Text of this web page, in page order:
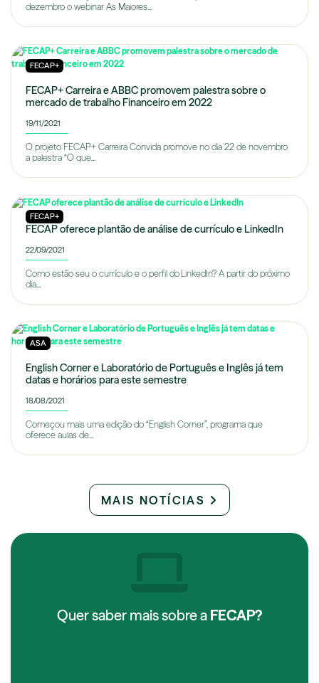
dezembro o webinar As Maiores...
FECAP+
FECAP+ Carreira e ABBC promovem palestra sobre o
mercado de trabalho Financeiro em 2022
19/11/2021
O projeto FECAP+ Carreira Convida promove no dia 22 de novembro
a palestra “O que...
FECAP+
FECAP oferece plantão de análise de currículo e LinkedIn
22/09/2021
Como estão seu o currículo e o perfil do LinkedIn? A partir do próximo
dia...
ASA
English Corner e Laboratório de Português e Inglês já tem
datas e horários para este semestre
18/08/2021
Começou mais uma edição do “English Corner”, programa que
oferece aulas de...
MAIS NOTÍCIAS
Quer saber mais sobre a FECAP?